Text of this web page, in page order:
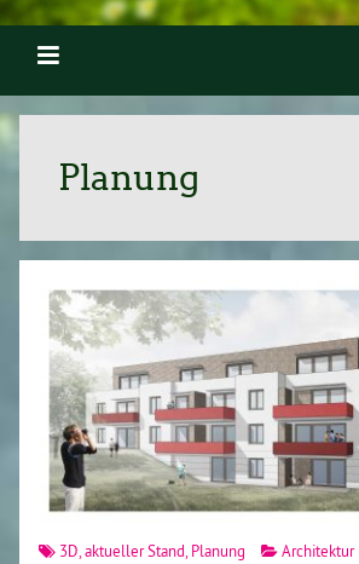
Planung
3D aktueller Stand Planung Architektur